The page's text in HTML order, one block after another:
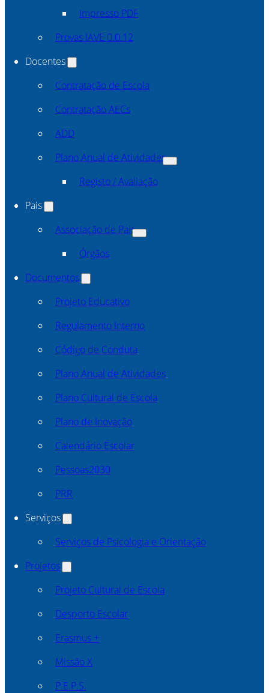
Impresso PDF
Provas IAVE 0.0.12
Docentes
Contratação de Escola
Contratação AECs
ADD
Plano Anual de Atividades
Registo / Avaliação
Pais
Associação de Pais
Órgãos
Documentos
Projeto Educativo
Regulamento Interno
Código de Conduta
Plano Anual de Atividades
Plano Cultural de Escola
Plano de Inovação
Calendário Escolar
Pessoas2030
PRR
Serviços
Serviços de Psicologia e Orientação
Projetos
Projeto Cultural de Escola
Desporto Escolar
Erasmus +
Missão X
P.E.P.S.